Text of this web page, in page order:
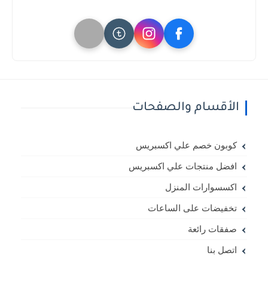
الأقسام والصفحات
كوبون خصم علي اكسبريس
افضل منتجات علي اكسبريس
اكسسوارات المنزل
تخفيضات على الساعات
صفقات رائعة
اتصل بنا